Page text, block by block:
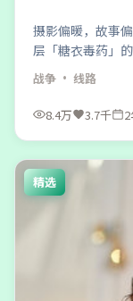
摄影偏暖，故事
层「糖衣毒药」的
战争 · 线路
8.4万 3.7千
精选